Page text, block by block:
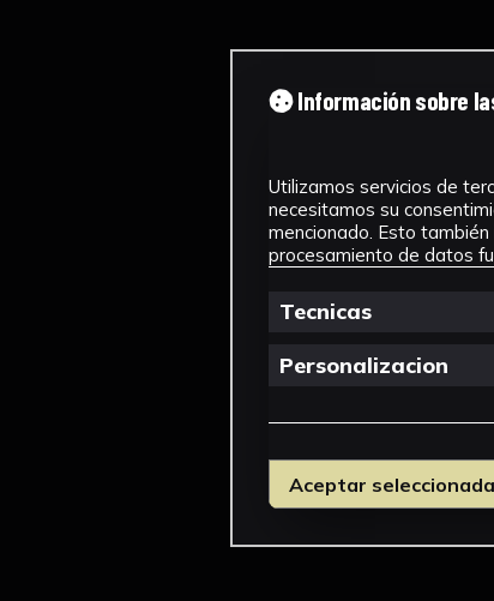
Información sobre
Utilizamos servicios de
necesitamos su
mencionado. Esto
procesamiento de datos
Tecnicas
Personalizacion
Aceptar